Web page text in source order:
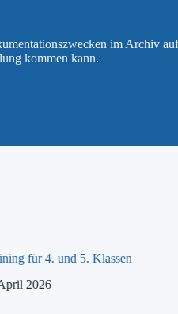
im Archiv
kommen kann.
für 4. und 5. Klassen
2026